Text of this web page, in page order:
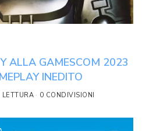
ALLA GAMESCOM 2023
INEDITO
0 CONDIVISIONI